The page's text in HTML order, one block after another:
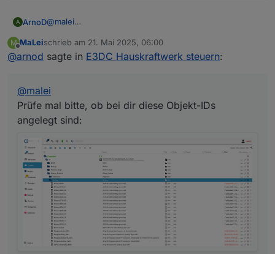
A ArnoD@malei
sind:
Hast du die View E3DC_Diagramm_Prognosen auch
aktualisiert?
0_userdata.0.Charge_Control.History.History
JSONanpassen
M
Offline
MaLeischrieb am 21. Mai 2025, 06:00
zuletzt editiert von
@arnod sagte in E3DC Hauskraftwerk steuern:
@malei
Prüfe mal bitte, ob bei dir diese Objekt-IDs
angelegt sind: